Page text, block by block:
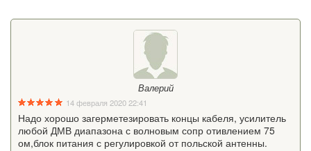
Валерий
14 февраля 2020 22:41
Надо хорошо загерметезировать концы кабеля, усилитель
любой ДМВ диапазона с волновым сопр отивлением 75
ом,блок питания с регулировкой от польской антенны.